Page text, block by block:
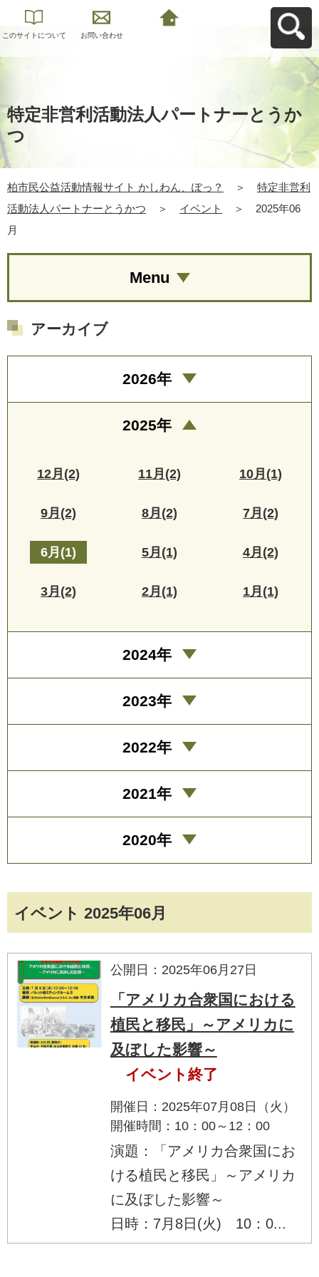
このサイトについて お問い合わせ
特定非営利活動法人パートナーとうか
つ
柏市民公益活動情報サイト かしわん、ぽっ？ ＞
特定非営利
活動法人パートナーとうかつ
＞ イベント ＞
2025年06
月
イベント 2025年06月
公開日：2025年06月27日
「アメリカ合衆国における
植民と移民」～アメリカに
及ぼした影響～
イベント終了
開催日：2025年07月08日（火）
開催時間：10：00～12：00
演題：「アメリカ合衆国にお
ける植民と移民」～アメリカ
に及ぼした影響～
日時：7月8日(火) 10：0...
Menu
アーカイブ
2026年
2025年
12月(2) 11月(2) 10月(1)
9月(2) 8月(2) 7月(2)
6月(1) 5月(1) 4月(2)
3月(2) 2月(1) 1月(1)
2024年
2023年
2022年
2021年
2020年